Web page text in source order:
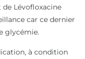
Lévofloxacine
car ce dernier
glycémie.
à condition